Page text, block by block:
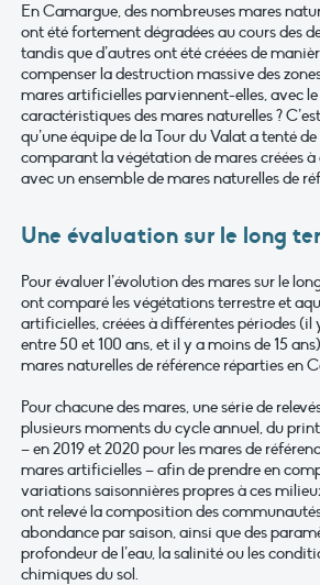
En Camargue, des nombreuses mares
ont été fortement dégradées au cours des
tandis que d’autres ont été créées de
compenser la destruction massive des
mares artificielles parviennent-elles, avec
caractéristiques des mares naturelles ?
qu’une équipe de la Tour du Valat a tenté
comparant la végétation de mares créées
avec un ensemble de mares naturelles de
Une évaluation sur le long
Pour évaluer l’évolution des mares sur le
ont comparé les végétations terrestre et
artificielles, créées à différentes périodes (il
entre 50 et 100 ans, et il y a moins de 15
mares naturelles de référence réparties en
Pour chacune des mares, une série de
plusieurs moments du cycle annuel, du
– en 2019 et 2020 pour les mares de
mares artificielles – afin de prendre en
variations saisonnières propres à ces
ont relevé la composition des
abondance par saison, ainsi que des
profondeur de l’eau, la salinité ou les
chimiques du sol.